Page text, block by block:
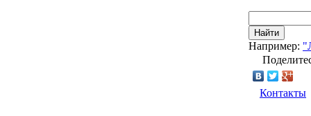
Найти
Например:
Контакты